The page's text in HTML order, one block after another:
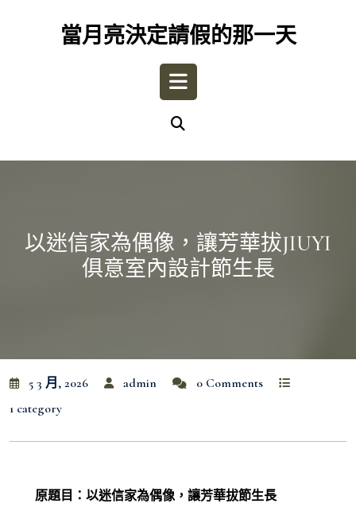
當月亮決定請假的那一天
Open
以迷信家為偶像，讓芳華拔JIUYI
俱意室內設計節生長
5 3 月, 2026 admin
0 Comments
1 category
原題目：以迷信家為偶像，讓芳華拔節生長